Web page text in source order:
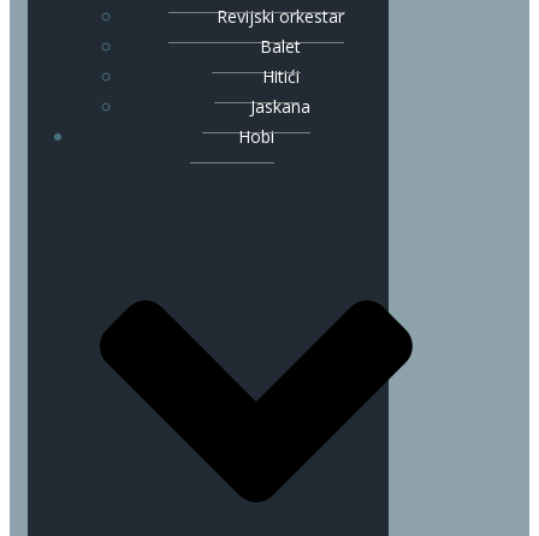
Revijski orkestar
Balet
Hitići
Jaskana
Hobi